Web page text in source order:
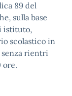
89 del
sulla base
istituto,
scolastico in
rientri
ore.